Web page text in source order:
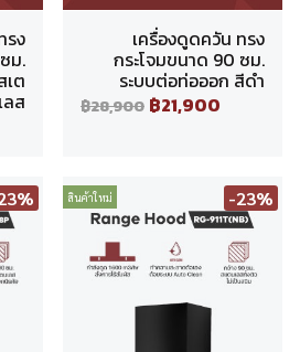
รง
ม.
ต
ลส
เครื่องดูดควัน ทรง
กระโจมขนาด 90 ซม.
ระบบต่อท่อออก สีดำ
฿28,900 ฿21,900
สินค้าใหม่ -23%